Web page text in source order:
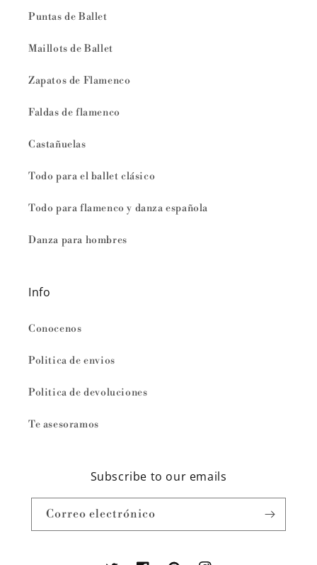
Puntas de Ballet
Maillots de Ballet
Zapatos de Flamenco
Faldas de flamenco
Castañuelas
Todo para el ballet clásico
Todo para flamenco y danza española
Danza para hombres
Info
Conocenos
Politica de envios
Politica de devoluciones
Te asesoramos
Subscribe to our emails
Correo electrónico